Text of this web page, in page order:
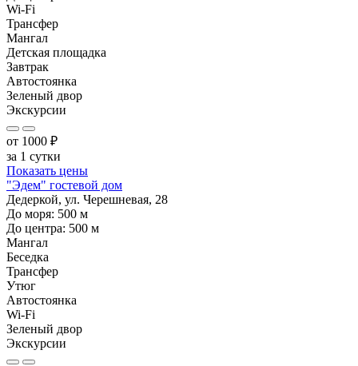
Wi-Fi
Трансфер
Мангал
Детская площадка
Завтрак
Автостоянка
Зеленый двор
Экскурсии
от 1000 ₽
за 1 сутки
Показать цены
"Эдем" гостевой дом
Дедеркой, ул. Черешневая, 28
До моря: 500 м
До центра: 500 м
Мангал
Беседка
Трансфер
Утюг
Автостоянка
Wi-Fi
Зеленый двор
Экскурсии